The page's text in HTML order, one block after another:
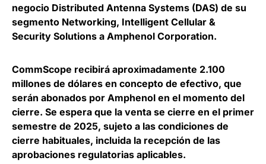
negocio Distributed Antenna Systems (DAS) de su
segmento Networking, Intelligent Cellular &
Security Solutions a Amphenol Corporation.
CommScope recibirá aproximadamente 2.100
millones de dólares en concepto de efectivo, que
serán abonados por Amphenol en el momento del
cierre. Se espera que la venta se cierre en el primer
semestre de 2025, sujeto a las condiciones de
cierre habituales, incluida la recepción de las
aprobaciones regulatorias aplicables.